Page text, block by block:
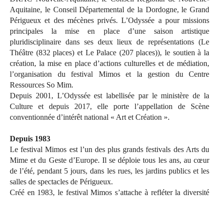
Aquitaine, le Conseil Départemental de la Dordogne, le Grand
Périgueux et des mécènes privés. L’Odyssée a pour missions
principales la mise en place d’une saison artistique
pluridisciplinaire dans ses deux lieux de représentations (Le
Théâtre (832 places) et Le Palace (207 places)), le soutien à la
création, la mise en place d’actions culturelles et de médiation,
l’organisation du festival Mimos et la gestion du Centre
Ressources So Mim.
Depuis 2001, L’Odyssée est labellisée par le ministère de la
Culture et depuis 2017, elle porte l’appellation de Scène
conventionnée d’intérêt national « Art et Création ».
Depuis 1983
Le festival Mimos est l’un des plus grands festivals des Arts du
Mime et du Geste d’Europe. Il se déploie tous les ans, au cœur
de l’été, pendant 5 jours, dans les rues, les jardins publics et les
salles de spectacles de Périgueux.
Créé en 1983, le festival Mimos s’attache à refléter la diversité